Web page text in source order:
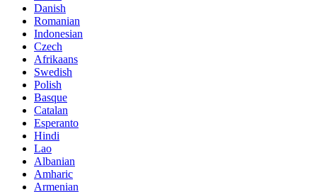
Danish
Romanian
Indonesian
Czech
Afrikaans
Swedish
Polish
Basque
Catalan
Esperanto
Hindi
Lao
Albanian
Amharic
Armenian